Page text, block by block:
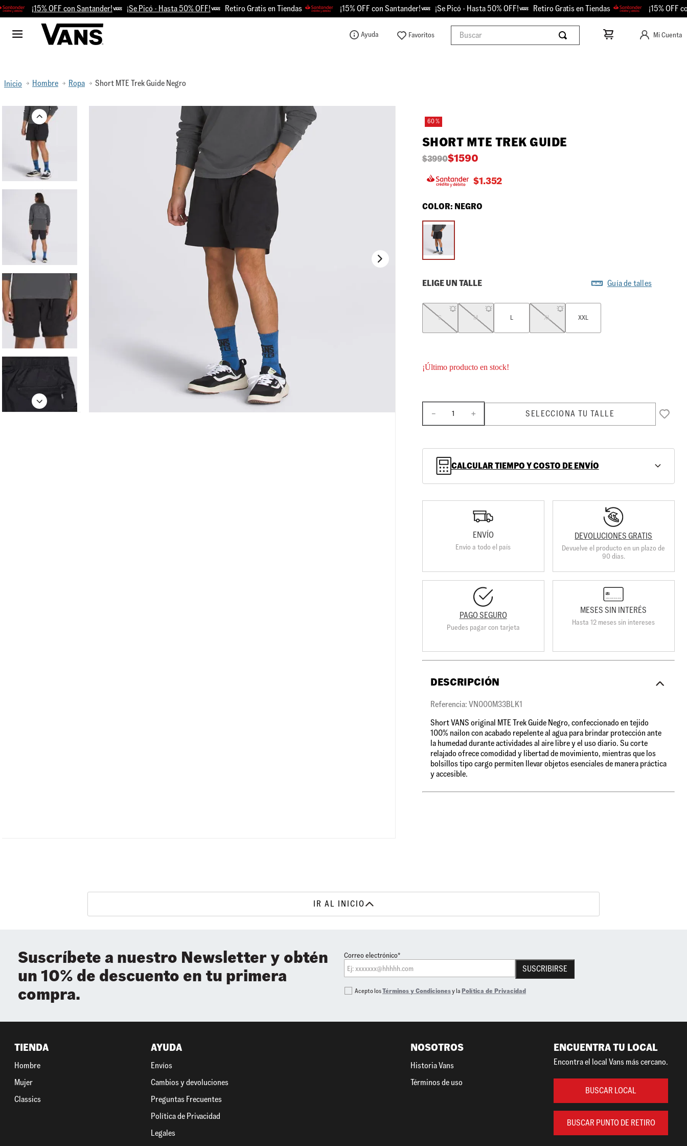
¡15% OFF con Santander! ¡Se Picó - Hasta 50% OFF! Retiro Gratis en Tiendas ¡15% OFF con Santander! ¡Se Picó - Hasta 50% OFF! Retiro Gratis en Tiendas ¡15% OFF con
Ayuda Buscar
Mi Cuenta
Hombre Ropa Short MTE Trek Guide Negro
60 %
SHORT MTE TREK GUIDE
$1590
$3990
$1.352
COLOR: NEGRO
ELIGE UN TALLE Guía de talles
L
M
S XL XXL
¡Último producto en stock!
＋
－ SELECCIONA TU TALLE
CALCULAR TIEMPO Y COSTO DE ENVÍO
ENVÍO
Envio a todo el país
DEVOLUCIONES GRATIS
Devuelve el producto en un plazo de
90 días.
PAGO SEGURO
Puedes pagar con tarjeta
MESES SIN INTERÉS
Hasta 12 meses sin intereses
DESCRIPCIÓN
Referencia: VN000M33BLK1
Short VANS original MTE Trek Guide Negro, confeccionado en tejido
100% nailon con acabado repelente al agua para brindar protección ante
la humedad durante actividades al aire libre y el uso diario. Su corte
relajado ofrece comodidad y libertad de movimiento, mientras que los
bolsillos tipo cargo permiten llevar objetos esenciales de manera práctica
y accesible.
IR AL INICIO
Suscríbete a nuestro Newsletter y obtén
un 10% de descuento en tu primera
compra.
Correo electrónico*
SUSCRIBIRSE
Acepto losTérminos y Condicionesy la Política de Privacidad
TIENDA
Hombre
Mujer
Classics
AYUDA
Envíos
Cambios y devoluciones
Preguntas Frecuentes
Política de Privacidad
Legales
NOSOTROS
Historia Vans
Términos de uso
ENCUENTRA TU LOCAL
Encontra el local Vans más cercano.
BUSCAR LOCAL
BUSCAR PUNTO DE RETIRO
3.
sk8-hi
calzado
crosspath
authentic
vans knu
vans hylane
loafers